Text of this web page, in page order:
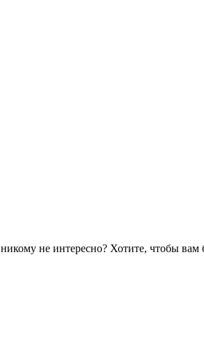
не интересно? Хотите, чтобы вам